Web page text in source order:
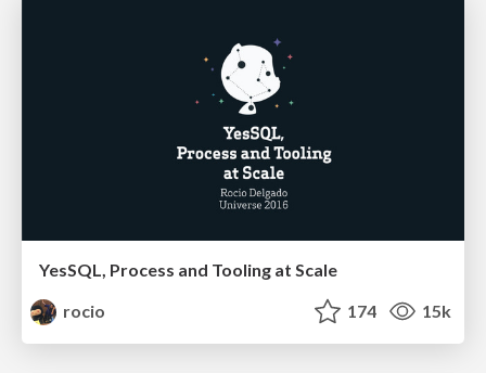
YesSQL, Process and Tooling at Scale
rocio
174 15k